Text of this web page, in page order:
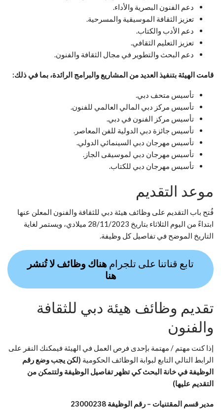
دعم الفنون البصرية والأداء.
تعزيز الثقافة الموسيقية والمسرحية.
دعم الأدب والكتاب.
تعزيز التعليم الثقافي.
دعم البحث والتطوير في مجال الثقافة والفنون.
قامت الهيئة بتنفيذ العديد من المشاريع والبرامج الرائدة، بما في ذلك:
تأسيس متحف دبي.
تأسيس مركز دبي المالي العالمي للفنون.
تأسيس مركز الفنون في دبي.
تأسيس جائزة دبي الدولية للفن المعاصر.
تأسيس مهرجان دبي السينمائي الدولي.
تأسيس مهرجان دبي لموسيقى الجاز.
تأسيس مهرجان دبي للكتاب.
موعد التقديم
فُتح باب التقديم على وظائف هيئة دبي للثقافة والفنون المعلن عنها
ابتداءً من اليوم الثلاثاء بتاريخ 28/11/2023 ميلادي، ويستمر لغاية
التاريخ الموضح في تفاصيل كل وظيفة.
تابع قناتنا على تلجرام هناك وظائف لا تُنشر
هنا
تقديم وظائف هيئة دبي للثقافة
والفنون
إذا كنت مهتم / مهتمة بإحدى فرص العمل في الهيئة فيمكنك النقر على
الرابط التالي التابع لبوابة الوظائف الحكومية (لكن يجب وضع رقم
الوظيفة في خانة البحث كي تظهر تفاصيل الوظيفة ولتتمكن من
التقديم عليها)
مدير قسم المقتنيات – رقم الوظيفة 23000238